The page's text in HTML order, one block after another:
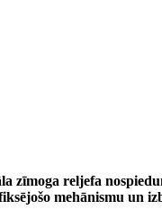
zīmoga reljefa
mehānismu un